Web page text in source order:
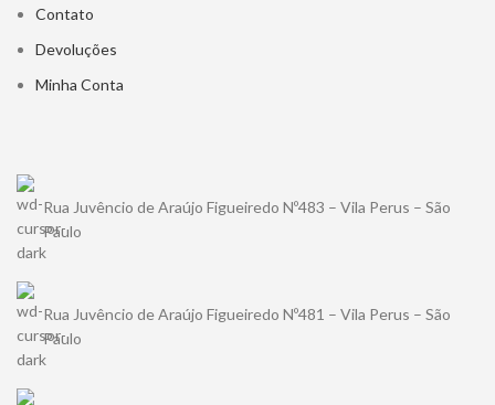
Contato
Devoluções
Minha Conta
Rua Juvêncio de Araújo Figueiredo Nº483 – Vila Perus – São
Paulo
Rua Juvêncio de Araújo Figueiredo Nº481 – Vila Perus – São
Paulo